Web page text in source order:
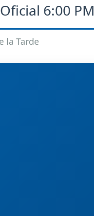
6:00 PM
la Tarde